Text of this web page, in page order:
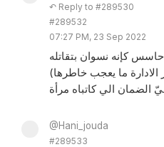
↶ Reply to #289530
#289532
07:27 PM, 23 Sep 2022
حاسس كإنه نسوان بتقاتله
@Hani_jouda
#289533